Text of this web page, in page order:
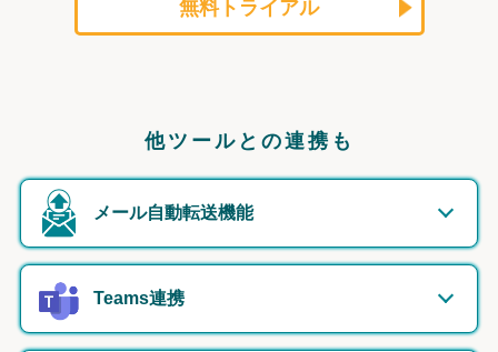
無料トライアル
他ツールとの連携も
メール自動転送機能
Teams連携